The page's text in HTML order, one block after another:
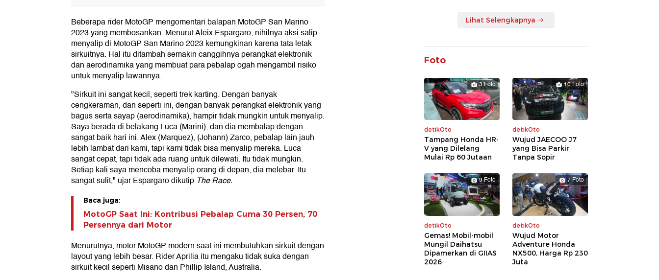
Beberapa rider MotoGP mengomentari balapan MotoGP San Marino
2023 yang membosankan. Menurut Aleix Espargaro, nihilnya aksi salip-
menyalip di MotoGP San Marino 2023 kemungkinan karena tata letak
sirkuitnya. Hal itu ditambah semakin canggihnya perangkat elektronik
dan aerodinamika yang membuat para pebalap ogah mengambil risiko
untuk menyalip lawannya.
"Sirkuit ini sangat kecil, seperti trek karting. Dengan banyak
cengkeraman, dan seperti ini, dengan banyak perangkat elektronik yang
bagus serta sayap (aerodinamika), hampir tidak mungkin untuk menyalip.
Saya berada di belakang Luca (Marini), dan dia membalap dengan
sangat baik hari ini. Alex (Marquez), (Johann) Zarco, pebalap lain jauh
lebih lambat dari kami, tapi kami tidak bisa menyalip mereka. Luca
sangat cepat, tapi tidak ada ruang untuk dilewati. Itu tidak mungkin.
Setiap kali saya mencoba menyalip orang di depan, dia melebar. Itu
sangat sulit," ujar Espargaro dikutip The Race.
Baca juga:
MotoGP Saat Ini: Kontribusi Pebalap Cuma 30 Persen, 70
Persennya dari Motor
Menurutnya, motor MotoGP modern saat ini membutuhkan sirkuit dengan
layout yang lebih besar. Rider Aprilia itu mengaku tidak suka dengan
sirkuit kecil seperti Misano dan Phillip Island, Australia.
Lihat Selengkapnya
Foto
3 Foto
detikOto
Tampang Honda HR-
V yang Dilelang
Mulai Rp 60 Jutaan
10 Foto
detikOto
Wujud JAECOO J7
yang Bisa Parkir
Tanpa Sopir
9 Foto
detikOto
Gemas! Mobil-mobil
Mungil Daihatsu
Dipamerkan di GIIAS
2026
7 Foto
detikOto
Wujud Motor
Adventure Honda
NX500, Harga Rp 230
Juta